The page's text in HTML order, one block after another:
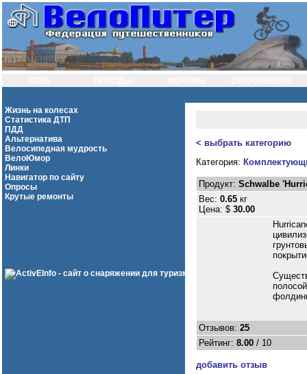
Жизнь на колесах
Статистика ДТП
ПДД
Альтернатива
Велосипедная мудрость
ВелоЮмор
Линки
Навигатор по сайту
Опросы
Крутые ремонты
< выбрать категорию
Категория:
Продукт: Schwalbe
Вес: 0.65кг
Цена: $ 30.00
Отзывов: 25
Рейтинг: 8.00/ 10
добавить отзыв